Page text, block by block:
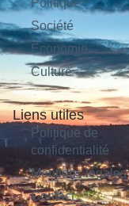
Politique
Société
Économie
Culture
Liens utiles
Politique de
confidentialité
Mentions légales
Contact